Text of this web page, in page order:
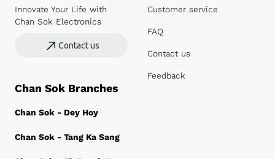
Innovate Your Life with
Chan Sok Electronics
Contact us
Chan Sok Branches
Chan Sok - Dey Hoy
Chan Sok - Tang Ka Sang
Customer service
FAQ
Contact us
Feedback